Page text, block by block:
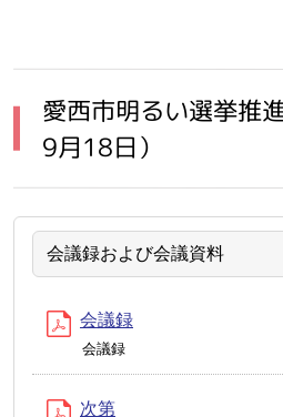
愛西市明るい選挙推
9月18日）
会議録および会議資料
会議録
会議録
次第